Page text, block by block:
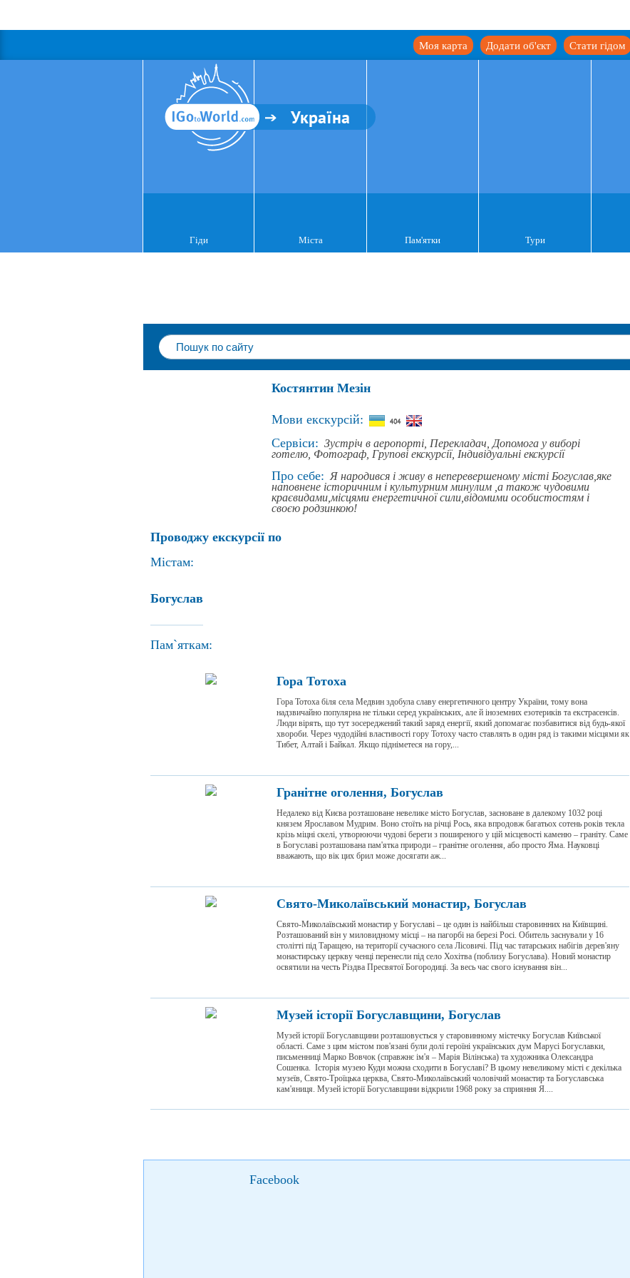
Стати гідом
Додати об'єкт
Моя карта
Україна
Гіди Міста Пам'ятки Тури
Костянтин Мезін
Мови екскурсій:
Сервіси: Зустріч в аеропорті, Перекладач, Допомога у виборі
готелю, Фотограф, Групові екскурсії, Індивідуальні екскурсії
Про себе: Я народився і живу в неперевершеному місті Богуслав,яке
наповнене історичним і культурним минулим ,а також чудовими
краєвидами,місцями енергетичної сили,відомими особистостям і
своєю родзинкою!
Проводжу екскурсії по
Містам:
Богуслав
Пам`яткам:
Гора Тотоха
Гора Тотоха біля села Медвин здобула славу енергетичного центру України, тому вона
надзвичайно популярна не тільки серед українських, але й іноземних езотериків та екстрасенсів.
Люди вірять, що тут зосереджений такий заряд енергії, який допомагає позбавитися від будь-якої
хвороби. Через чудодійні властивості гору Тотоху часто ставлять в один ряд із такими місцями як
Тибет, Алтай і Байкал. Якщо підніметеся на гору,...
Гранітне оголення, Богуслав
Недалеко від Києва розташоване невелике місто Богуслав, засноване в далекому 1032 році
князем Ярославом Мудрим. Воно стоїть на річці Рось, яка впродовж багатьох сотень років текла
крізь міцні скелі, утворюючи чудові береги з поширеного у цій місцевості каменю – граніту. Саме
в Богуславі розташована пам'ятка природи – гранітне оголення, або просто Яма. Науковці
вважають, що вік цих брил може досягати аж...
Свято-Миколаївський монастир, Богуслав
Свято-Миколаївський монастир у Богуславі – це один із найбільш старовинних на Київщині.
Розташований він у миловидному місці – на пагорбі на березі Росі. Обитель заснували у 16
столітті під Таращею, на території сучасного села Лісовичі. Під час татарських набігів дерев'яну
монастирську церкву ченці перенесли під село Хохітва (поблизу Богуслава). Новий монастир
освятили на честь Різдва Пресвятої Богородиці. За весь час свого існування він...
Музей історії Богуславщини, Богуслав
Музей історії Богуславщини розташовується у старовинному містечку Богуслав Київської
області. Саме з цим містом пов'язані були долі героїні українських дум Марусі Богуславки,
письменниці Марко Вовчок (справжнє ім'я – Марія Вілінська) та художника Олександра
Сошенка. Історія музею Куди можна сходити в Богуславі? В цьому невеликому місті є декілька
музеїв, Свято-Троїцька церква, Свято-Миколаївський чоловічий монастир та Богуславська
кам'яниця. Музей історії Богуславщини відкрили 1968 року за сприяння Я....
Facebook